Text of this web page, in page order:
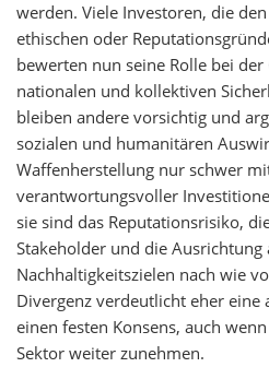
werden. Viele Investoren, die
ethischen oder
bewerten nun seine Rolle bei
nationalen und kollektiven
bleiben andere vorsichtig und
sozialen und humanitären
Waffenherstellung nur schwer
verantwortungsvoller
sie sind das Reputationsrisiko,
Stakeholder und die Ausrichtung
Nachhaltigkeitszielen nach wie
Divergenz verdeutlicht eher eine
einen festen Konsens, auch
Sektor weiter zunehmen.